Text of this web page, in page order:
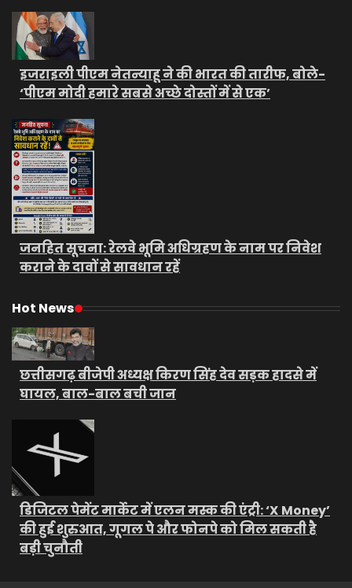
इजराइली पीएम नेतन्याहू ने की भारत की तारीफ, बोले-
‘पीएम मोदी हमारे सबसे अच्छे दोस्तों में से एक’
जनहित सूचना: रेलवे भूमि अधिग्रहण के नाम पर निवेश
कराने के दावों से सावधान रहें
Hot News
छत्तीसगढ़ बीजेपी अध्यक्ष किरण सिंह देव सड़क हादसे में
घायल, बाल-बाल बची जान
डिजिटल पेमेंट मार्केट में एलन मस्क की एंट्री: ‘X Money’
की हुई शुरुआत, गूगल पे और फोनपे को मिल सकती है
बड़ी चुनौती